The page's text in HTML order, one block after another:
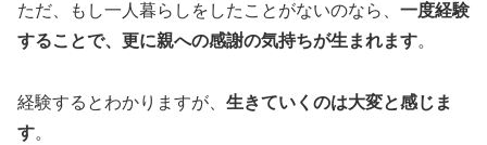
ただ、もし一人暮らしをしたことがないのなら、 一度経験
することで、更に親への感謝の気持ちが生まれます。
経験するとわかりますが、 生きていくのは大変と感じま
す。